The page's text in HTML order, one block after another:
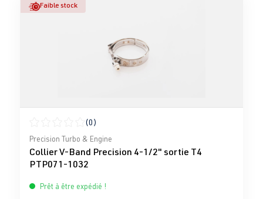
Faible stock
Note moyenne de 0 sur 5 étoiles
(0)
Precision Turbo & Engine
Collier V-Band Precision 4-1/2" sortie T4
PTP071-1032
Prêt à être expédié !